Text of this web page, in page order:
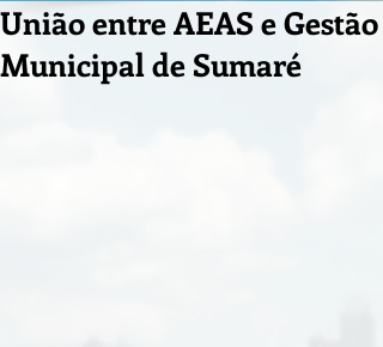
União entre AEAS e Gestão
Municipal de Sumaré